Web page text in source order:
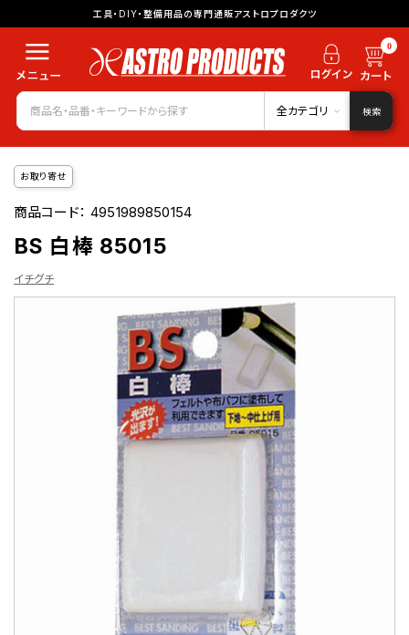
工具・DIY・整備用品の専門通販アストロプロダクツ
0
全カテゴリ 検索
お取り寄せ
商品コード：4951989850154
BS 白棒 85015
イチグチ